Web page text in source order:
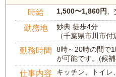
時給 1,500〜1,860円、
勤務地
妙典 徒歩4分
（千葉県市川市付
勤務時間
8時～20時の間で
が可能です。(候
仕事内容
キッチン、トイレ